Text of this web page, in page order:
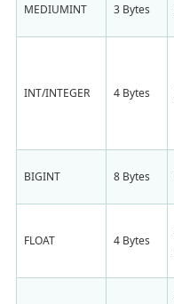
MEDIUMINT 3 Bytes
INT/INTEGER 4 Bytes
BIGINT 8 Bytes
FLOAT 4 Bytes